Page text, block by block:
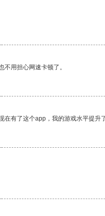
用担心网速卡顿了。
有了这个app，我的游戏水平提升了